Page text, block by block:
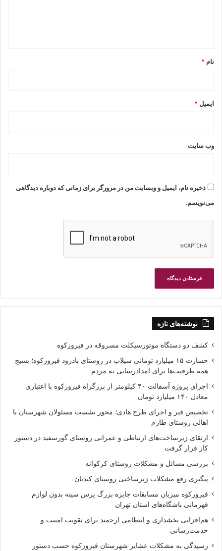
نام *
ایمیل *
وب‌ سایت
ذخیره نام، ایمیل و وبسایت من در مرورگر برای زمانی که دوباره دیدگاهی
می‌نویسم.
نوشته‌های تازه
کشف دو دستگاه موتورسیکلت مسروقه در فیروزکوه
خسارت ۱۵ میلیارد تومانی سیلاب در روستای بادرود فیروزکوه؛ بسیج
همه ظرفیت‌ها برای امدادرسانی به مردم
اجرای پروژه آسفالت ۴۰ کیلومتر از بزرگراه فیروزکوه با اعتباری
معادل ۱۴۰ میلیارد تومان
تخصیص قیر و اجرای طرح هادی؛ محور نشست مسئولان شهرستان با
اهالی روستای طارم
ارتقای زیرساخت‌های ارتباطی و عمرانی روستای گورسفید در دستور
کار قرار گرفت
بررسی مسائل و مشکلات روستای کرکوانه
پیگیری رفع مشکلات زیرساختی روستای کندیان
فیروزکوه میزبان مسابقات جایزه بزرگ پرس سینه بدون لوازم
قهرمانی باشگاه‌های استان تهران
هم‌افزایی بخشداری و انتظامی ارجمند برای تقویت امنیت و
خدمت‌رسانی
رسیدگی به مشکلات عشایر شهرستان فیروزکوه حسب دستور